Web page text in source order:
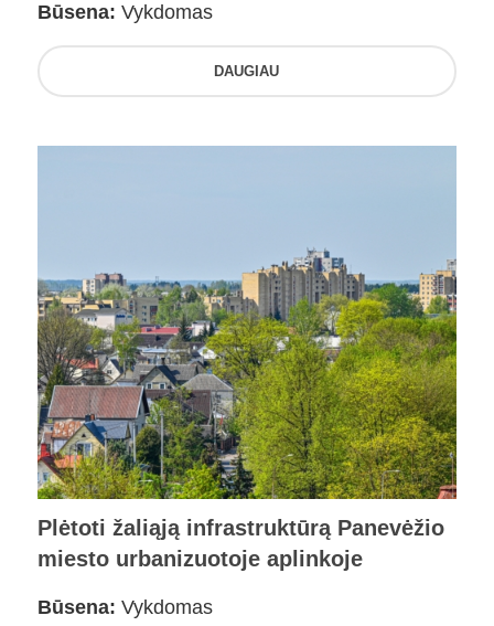
Būsena: Vykdomas
DAUGIAU
Plėtoti žaliąją infrastruktūrą Panevėžio
miesto urbanizuotoje aplinkoje
Būsena: Vykdomas